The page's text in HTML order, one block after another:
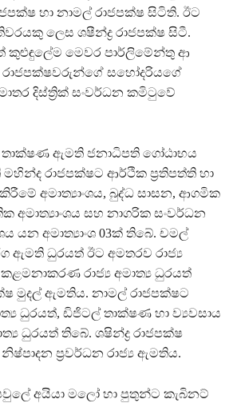
හා නාමල් රාජපක්ෂ සිටිති. ඊට
ලෙස ශෂීන්ද්‍ර රාජපක්ෂ සිටී.
මෙවර පාර්ලිමේන්තු ආ
සහෝදරියගේ
දිස්ත්‍රික් සංවර්ධන කමිටුවේ
ඇමති ජනාධිපති ගෝඨාභය
මහින්ද රාජපක්ෂට ආර්ථික ප්‍රතිපත්ති හා
අමාත්‍යාංශය, බුද්ධ සාසන, ආගමික
අමාත්‍යාංශය සහ නාගරික සංවර්ධන
යන අමාත්‍යාංශ 03ක් තිබේ. චමල්
ඇමති ධුරයත් ඊට අමතරව රාජ්‍ය
රාජ්‍ය අමාත්‍ය ධුරයත්
මුදල් ඇමතිය. නාමල් රාජපක්ෂට
ධුරයත්, ඩිජිටල් තාක්ෂණ හා ව්‍යවසාය
ධුරයත් තිබේ. ශෂින්ද්‍ර රාජපක්ෂ
ප්‍රවර්ධන රාජ්‍ය ඇමතිය.
අයියා මලෝ හා පුතුන්ට කැබිනට්